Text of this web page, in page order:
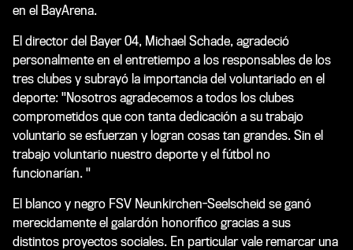
en el BayArena.
El director del Bayer 04, Michael Schade, agradeció
personalmente en el entretiempo a los responsables de los
tres clubes y subrayó la importancia del voluntariado en el
deporte: "Nosotros agradecemos a todos los clubes
comprometidos que con tanta dedicación a su trabajo
voluntario se esfuerzan y logran cosas tan grandes. Sin el
trabajo voluntario nuestro deporte y el fútbol no
funcionarían. "
El blanco y negro FSV Neunkirchen-Seelscheid se ganó
merecidamente el galardón honorífico gracias a sus
distintos proyectos sociales. En particular vale remarcar una